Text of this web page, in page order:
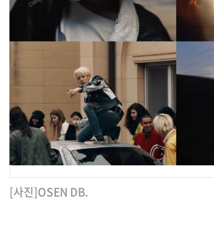
[사진]OSEN DB.